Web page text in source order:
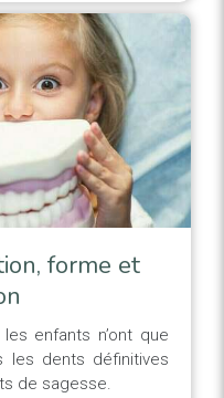
forme et
enfants n’ont que
les dents définitives
de sagesse.